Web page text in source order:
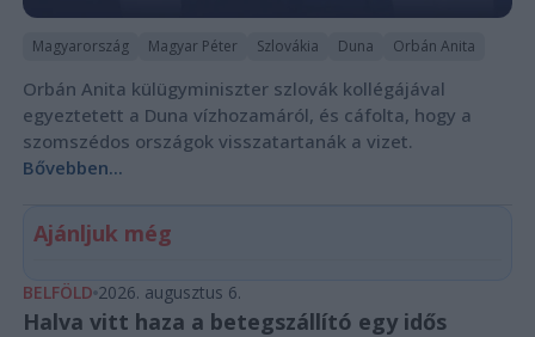
Magyarország Magyar Péter Szlovákia Duna Orbán Anita
Orbán Anita külügyminiszter szlovák kollégájával
egyeztetett a Duna vízhozamáról, és cáfolta, hogy a
szomszédos országok visszatartanák a vizet.
Bővebben...
Ajánljuk még
BELFÖLD 2026. augusztus 6.
Halva vitt haza a betegszállító egy idős